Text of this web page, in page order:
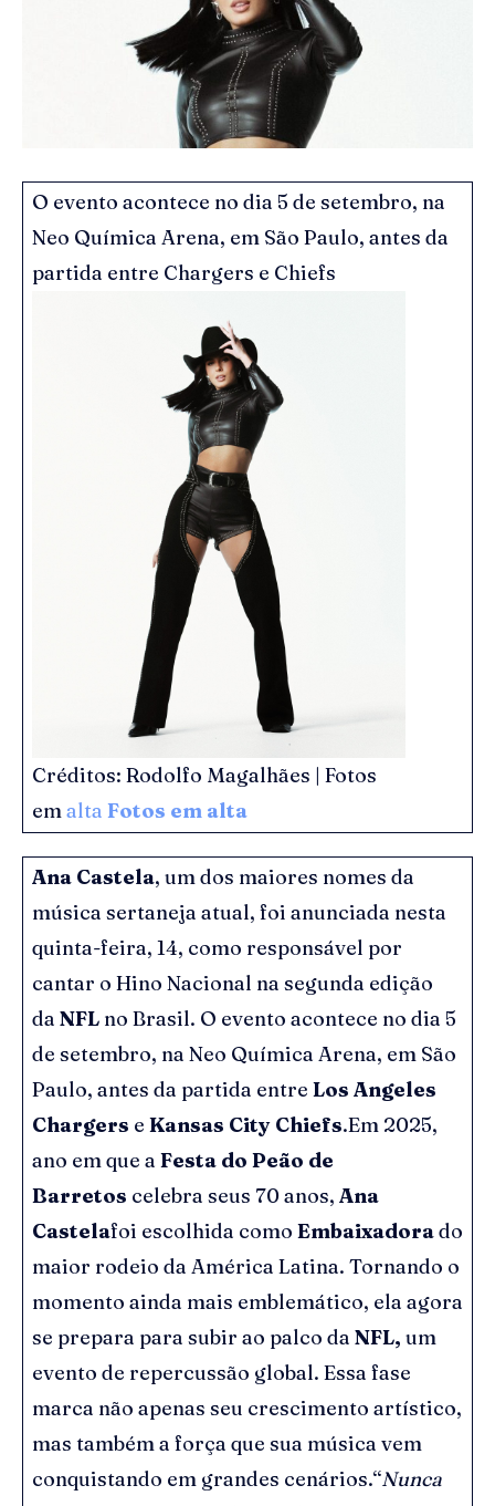
O evento acontece no dia 5 de setembro, na
Neo Química Arena, em São Paulo, antes da
partida entre Chargers e Chiefs
Créditos: Rodolfo Magalhães | Fotos
emalta Fotos em alta
Ana Castela, um dos maiores nomes da
música sertaneja atual, foi anunciada nesta
quinta-feira, 14, como responsável por
cantar o Hino Nacional na segunda edição
da NFL no Brasil. O evento acontece no dia 5
de setembro, na Neo Química Arena, em São
Paulo, antes da partida entre Los Angeles
Chargers e Kansas City Chiefs.Em 2025,
ano em que a Festa do Peão de
Barretos celebra seus 70 anos, Ana
Castelafoi escolhida como Embaixadorado
maior rodeio da América Latina. Tornando o
momento ainda mais emblemático, ela agora
se prepara para subir ao palco da NFL, um
evento de repercussão global. Essa fase
marca não apenas seu crescimento artístico,
mas também a força que sua música vem
conquistando em grandes cenários.“Nunca